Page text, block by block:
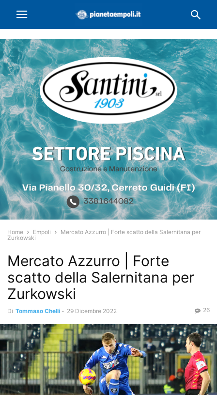
Home Empoli
Mercato Azzurro | Forte scatto della Salernitana per
Zurkowski
Mercato Azzurro | Forte
scatto della Salernitana per
Zurkowski
Di Tommaso Chelli - 29 Dicembre 2022 26